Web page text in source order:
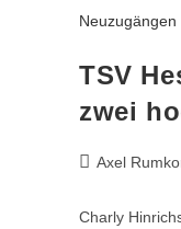
TSV
zwei
Axel
Charly